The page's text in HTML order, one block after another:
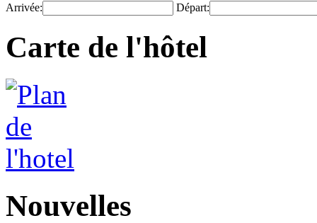
Arrivée: Départ:
Carte de l'hôtel
Nouvelles